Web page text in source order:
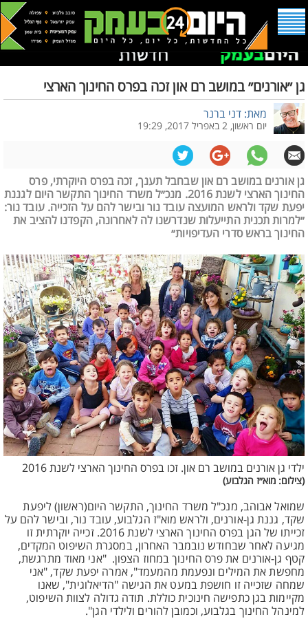
גן ״אורנים״ במושב רם און זכה בפרס החינוך הארצי
מאת: דני ברנר
יום ראשון, 2 באפריל 2017, 19:29
גן אורנים במושב רם און שבחבל תענך, זכה בפרס היוקרתי, פרס
החינוך הארצי לשנת 2016. מנכ״ל משרד החינוך התקשר היום לגננת
יפעת שקד ולראש המועצה עובד נור ובישר להם על הזכייה. עובד נור:
״למרות תכנית התייעלות שנדרשנו לה לאחרונה, הקפדנו להציב את
החינוך בראש סדרי העדיפויות״
ילדי גן אורנים במושב רם און. זכו בפרס החינוך הארצי לשנת 2016
(צילום: מוא״ז הגלבוע)
שמואל אבוהב, מנכ"ל משרד החינוך, התקשר היום(ראשון) ליפעת
שקד, גננת גן-אורנים, ולראש מוא"ז הגלבוע, עובד נור, ובישר להם על
זכייתו של הגן בפרס החינוך הארצי לשנת 2016. זכייה יוקרתית זו
מגיעה לאחר שבחודש נובמבר האחרון, במסגרת השיפוט המקדים,
קטף גן-אורנים את פרס החינוך במחוז הצפון. "אני מאוד מתרגשת,
מחפשת את המילים ונפעמת מהמעמד", אמרה יפעת שקד, "אני
שמחה שזכייה זו חושפת במעט את הגישה "הדיאלוגית", שאנו
מקיימות בגן כתפישה חינוכית כוללת. תודה גדולה לצוות השיפוט,
למינהל החינוך בגלבוע, וכמובן להורים ולילדי הגן".